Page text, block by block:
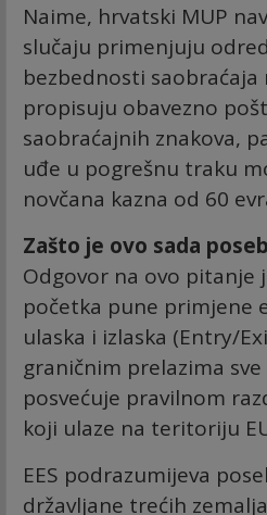
Naime, hrvatski MUP
slučaju primenjuju
bezbednosti
propisuju obavezno
saobraćajnih znakova,
uđe u pogrešnu traku
novčana kazna od 60
Zašto je ovo sada
Odgovor na ovo pitanje
početka pune primjene
ulaska i izlaska (Entry/
graničnim prelazima sve
posvećuje pravilnom
koji ulaze na teritoriju
EES podrazumijeva
državljane trećih